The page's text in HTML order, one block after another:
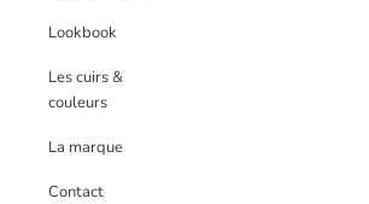
Lookbook
Les cuirs &
couleurs
La marque
Contact